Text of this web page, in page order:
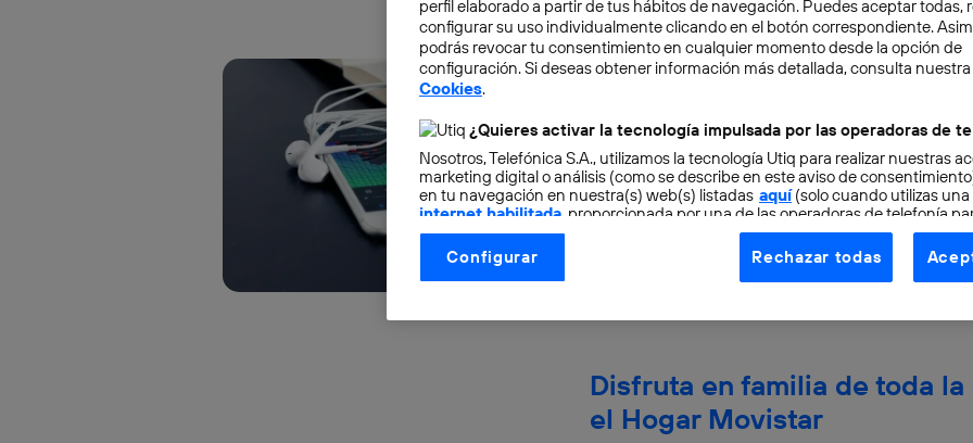
5 claves para manejar
¿Todavía no conoces Movistar Música? Es el
streaming de Movistar. Una manera de
tu teléfono Android o...
Disfruta en familia de toda
el Hogar Movistar
perfil elaborado a partir de tus hábitos de navegación. Puedes aceptar todas,
configurar su uso individualmente clicando en el botón correspondiente.
podrás revocar tu consentimiento en cualquier momento desde la opción de
configuración. Si deseas obtener información más detallada, consulta nuestra
Cookies.
¿Quieres activar la tecnología impulsada por las operadoras de
Nosotros, Telefónica S.A., utilizamos la tecnología Utiq para realizar nuestras
marketing digital o análisis (como se describe en este aviso de
en tu navegación en nuestra(s) web(s) listadas aquí(solo cuando utilizas una
internet habilitada , proporcionada por una de las operadoras de telefonía
otorgas tu consentimiento en cada página web).
La tecnología Utiq está diseñada con la privacidad como prioridad
control.
Este identificador se asigna a la conexión de internet, por lo que cualquier
conecte su dispositivo y consienta el uso de la tecnología recibirá el mismo
Configurar Rechazar todas